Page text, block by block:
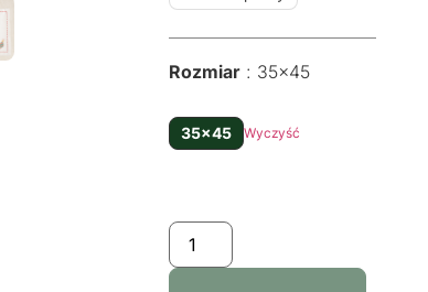
Rozmiar 35x45
35x45 Wyczyść